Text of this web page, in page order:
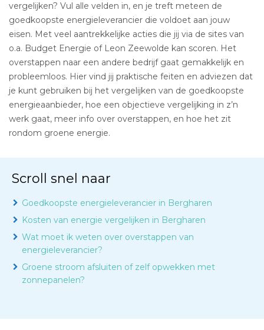
vergelijken? Vul alle velden in, en je treft meteen de
goedkoopste energieleverancier die voldoet aan jouw
eisen. Met veel aantrekkelijke acties die jij via de sites van
o.a. Budget Energie of Leon Zeewolde kan scoren. Het
overstappen naar een andere bedrijf gaat gemakkelijk en
probleemloos. Hier vind jij praktische feiten en adviezen dat
je kunt gebruiken bij het vergelijken van de goedkoopste
energieaanbieder, hoe een objectieve vergelijking in z’n
werk gaat, meer info over overstappen, en hoe het zit
rondom groene energie.
Scroll snel naar
Goedkoopste energieleverancier in Bergharen
Kosten van energie vergelijken in Bergharen
Wat moet ik weten over overstappen van
energieleverancier?
Groene stroom afsluiten of zelf opwekken met
zonnepanelen?